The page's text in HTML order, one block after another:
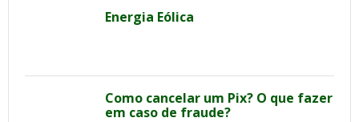
Energia Eólica
Como cancelar um Pix? O que fazer
em caso de fraude?